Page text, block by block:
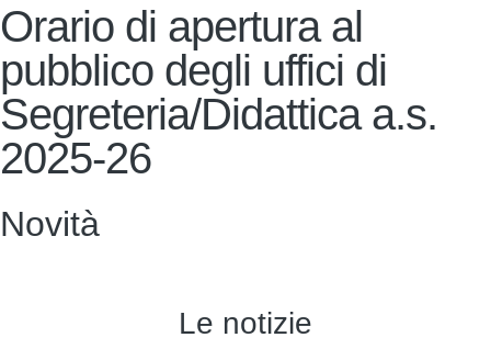
Orario di apertura al
pubblico degli uffici di
Segreteria/Didattica a.s.
2025-26
Novità
Le notizie